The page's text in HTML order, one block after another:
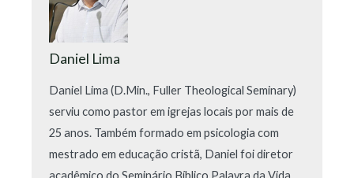
Daniel Lima
Daniel Lima (D.Min., Fuller Theological Seminary)
serviu como pastor em igrejas locais por mais de
25 anos. Também formado em psicologia com
mestrado em educação cristã, Daniel foi diretor